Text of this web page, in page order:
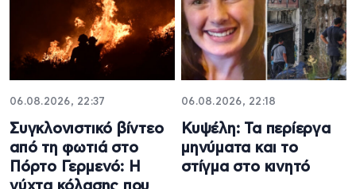
06.08.2026, 22:37
Συγκλονιστικό βίντεο
από τη φωτιά στο
Πόρτο Γερμενό: Η
06.08.2026, 22:18
Κυψέλη: Τα περίεργα
μηνύματα και το
στίγμα στο κινητό